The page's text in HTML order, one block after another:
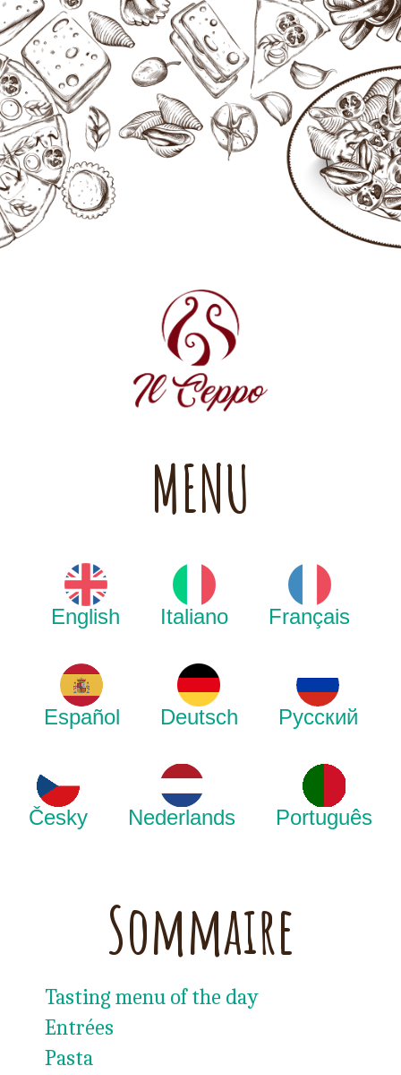
MENU
English Italiano Français
Español Deutsch Русский
Česky Nederlands Português
Sommaire
Tasting menu of the day
Entrées
Pasta